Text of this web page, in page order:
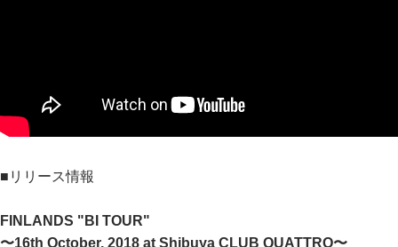
■リリース情報
FINLANDS "BI TOUR"
〜16th October, 2018 at Shibuya CLUB QUATTRO〜